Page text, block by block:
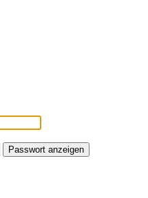
Passwort anzeigen